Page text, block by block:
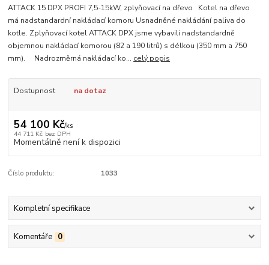
ATTACK 15 DPX PROFI 7,5-15kW, zplyňovací na dřevo Kotel na dřevo
má nadstandardní nakládací komoru Usnadněné nakládání paliva do
kotle. Zplyňovací kotel ATTACK DPX jsme vybavili nadstandardně
objemnou nakládací komorou (82 a 190 litrů) s délkou (350 mm a 750
mm). Nadrozměrná nakládací ko... celý popis
Dostupnost na dotaz
54 100 Kč/ks
44 711 Kč bez DPH
Momentálně není k dispozici
Číslo produktu: 1033
Kompletní specifikace
Komentáře 0